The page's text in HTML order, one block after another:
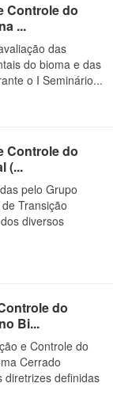
Controle do
...
das
do bioma e das
o I Seminário...
Controle do
(...
pelo Grupo
Transição
diversos
do
Bi...
e Controle do
Cerrado
diretrizes definidas